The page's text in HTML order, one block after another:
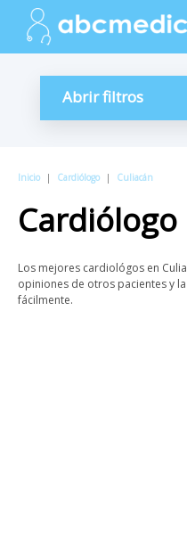
Abrir filtros
Inicio | Cardiólogo | Culiacán
Cardiólogo
Los mejores cardiológos en
opiniones de otros pacientes y
fácilmente.